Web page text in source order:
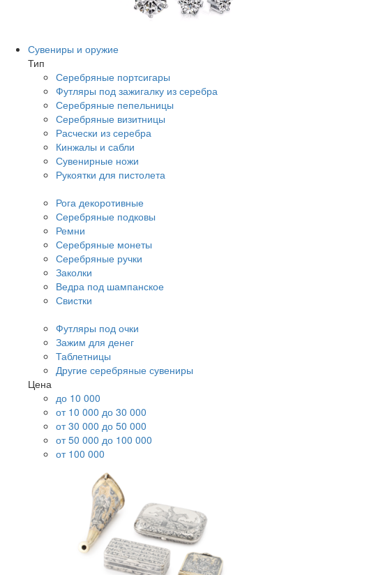
Сувениры и оружие
Тип
Серебряные портсигары
Футляры под зажигалку из серебра
Серебряные пепельницы
Серебряные визитницы
Расчески из серебра
Кинжалы и сабли
Сувенирные ножи
Рукоятки для пистолета
Рога декоротивные
Серебряные подковы
Ремни
Серебряные монеты
Серебряные ручки
Заколки
Ведра под шампанское
Свистки
Футляры под очки
Зажим для денег
Таблетницы
Другие серебряные сувениры
Цена
до 10 000
от 10 000 до 30 000
от 30 000 до 50 000
от 50 000 до 100 000
от 100 000